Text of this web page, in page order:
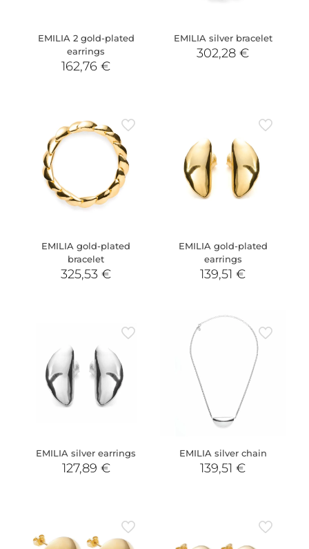
EMILIA 2 gold-plated
earrings
162,76€
EMILIA silver bracelet
302,28€
EMILIA gold-plated
bracelet
325,53€
EMILIA gold-plated
earrings
139,51€
EMILIA silver earrings
127,89 €
EMILIA silver chain
139,51€